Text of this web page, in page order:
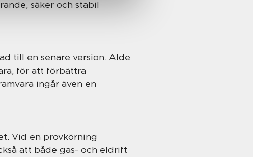
säker och stabil
till en senare version. Alde
för att förbättra
ingår även en
Vid en provkörning
att både gas- och eldrift